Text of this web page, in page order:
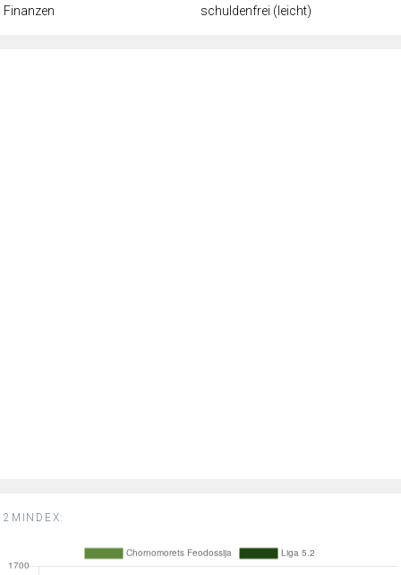
Finanzen
schuldenfrei (leicht)
2MINDEX: